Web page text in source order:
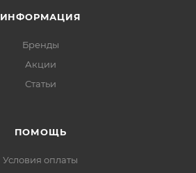
ИНФОРМАЦИЯ
Бренды
Акции
Статьи
ПОМОЩЬ
Условия оплаты